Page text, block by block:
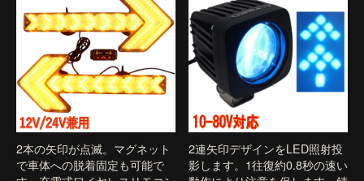
2本の矢印が点滅。マグネット
で車体への脱着固定も可能で
2連矢印デザインをLED照射投
影します。1往復約0.8秒の速い